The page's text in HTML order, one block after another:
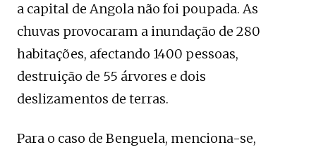
a capital de Angola não foi poupada. As
chuvas provocaram a inundação de 280
habitações, afectando 1400 pessoas,
destruição de 55 árvores e dois
deslizamentos de terras.
Para o caso de Benguela, menciona-se,